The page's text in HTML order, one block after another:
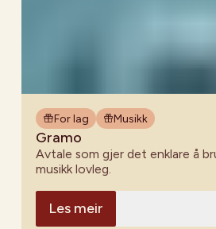
For lag Musikk
Gramo
Avtale som gjer det enklare å
musikk lovleg.
Les meir